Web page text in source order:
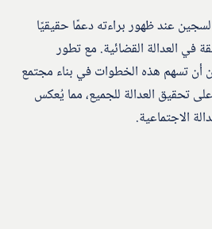
عند ظهور براءته دعمًا حقيقيًا
في العدالة القضائية. مع تطور
أن تسهم هذه الخطوات في بناء مجتمع
تحقيق العدالة للجميع، مما يُعكس
الاجتماعية.